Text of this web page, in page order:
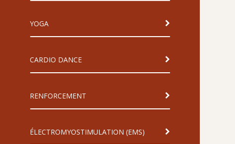
YOGA
CARDIO DANCE
RENFORCEMENT
ÉLECTROMYOSTIMULATION (EMS)